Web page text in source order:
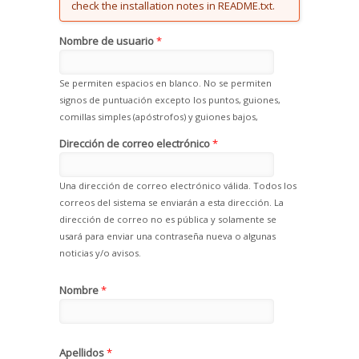
check the installation notes in README.txt.
Nombre de usuario*
Se permiten espacios en blanco. No se permiten
signos de puntuación excepto los puntos, guiones,
comillas simples (apóstrofos) y guiones bajos,
Dirección de correo electrónico*
Una dirección de correo electrónico válida. Todos los
correos del sistema se enviarán a esta dirección. La
dirección de correo no es pública y solamente se
usará para enviar una contraseña nueva o algunas
noticias y/o avisos.
Nombre*
Apellidos*